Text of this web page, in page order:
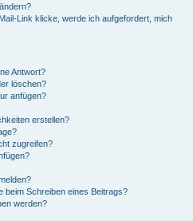
Link klicke, werde ich aufgefordert, mich
Antwort?
löschen?
anfügen?
erstellen?
zugreifen?
beim Schreiben eines Beitrags?
werden?